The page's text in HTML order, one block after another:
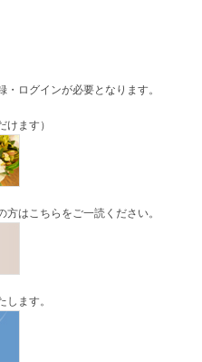
ログインが必要となります。
ます）
はこちらをご一読ください。
ます。